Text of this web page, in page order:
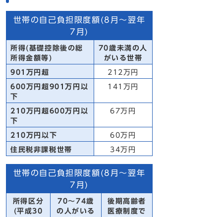
世帯の自己負担限度額(8月～翌年
7月)
所得(基礎控除後の総
所得金額等)
70歳未満の人
がいる世帯
901万円超 212万円
600万円超901万円以
下
141万円
210万円超600万円以
下
67万円
210万円以下 60万円
住民税非課税世帯 34万円
世帯の自己負担限度額(8月～翌年
7月)
所得区分
(平成30
70～74歳
の人がいる
後期高齢者
医療制度で